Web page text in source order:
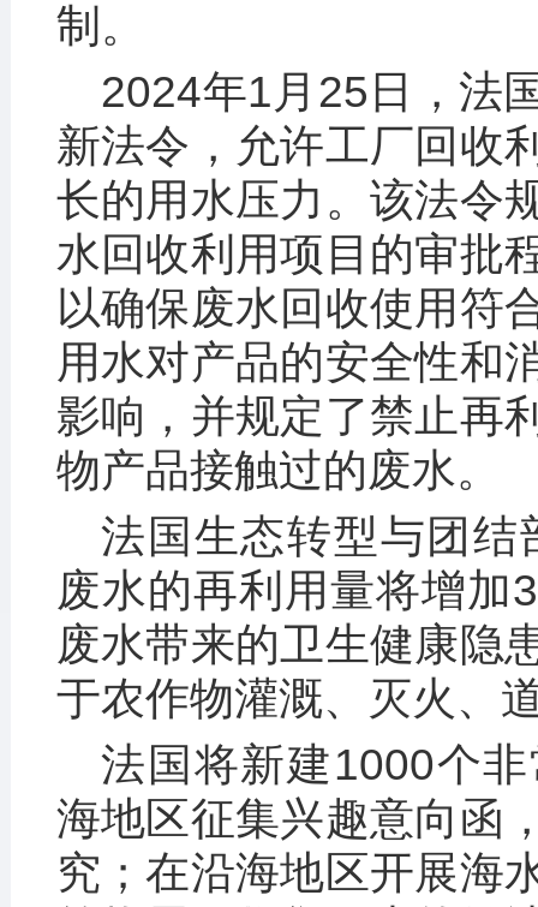
制。
2024年1月25日，法
新法令，允许工厂回收
长的用水压力。该法令
水回收利用项目的审批
以确保废水回收使用符
用水对产品的安全性和
影响，并规定了禁止再
物产品接触过的废水。
法国生态转型与团结
废水的再利用量将增加
废水带来的卫生健康隐
于农作物灌溉、灭火、
法国将新建1000个
海地区征集兴趣意向函
究；在沿海地区开展海